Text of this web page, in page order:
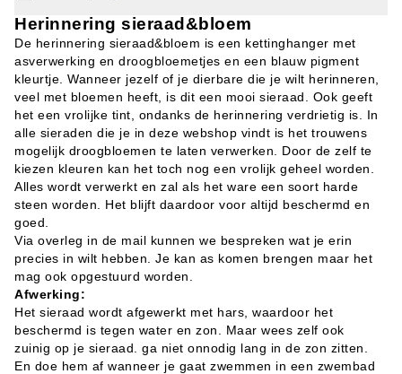
Herinnering sieraad&bloem
De herinnering sieraad&bloem is een kettinghanger met
asverwerking en droogbloemetjes en een blauw pigment
kleurtje. Wanneer jezelf of je dierbare die je wilt herinneren,
veel met bloemen heeft, is dit een mooi sieraad. Ook geeft
het een vrolijke tint, ondanks de herinnering verdrietig is. In
alle sieraden die je in deze webshop vindt is het trouwens
mogelijk droogbloemen te laten verwerken. Door de zelf te
kiezen kleuren kan het toch nog een vrolijk geheel worden.
Alles wordt verwerkt en zal als het ware een soort harde
steen worden. Het blijft daardoor voor altijd beschermd en
goed.
Via overleg in de mail kunnen we bespreken wat je erin
precies in wilt hebben. Je kan as komen brengen maar het
mag ook opgestuurd worden.
Afwerking:
Het sieraad wordt afgewerkt met hars, waardoor het
beschermd is tegen water en zon. Maar wees zelf ook
zuinig op je sieraad. ga niet onnodig lang in de zon zitten.
En doe hem af wanneer je gaat zwemmen in een zwembad